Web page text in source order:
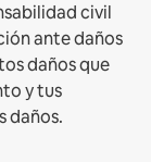
civil
ante daños
daños que
y tus
daños.